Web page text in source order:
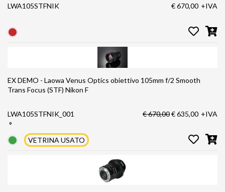
LWA105STFNIK € 670,00 +IVA
EX DEMO - Laowa Venus Optics obiettivo 105mm f/2 Smooth
Trans Focus (STF) Nikon F
LWA105STFNIK_001
°
€ 670,00€ 635,00 +IVA
VETRINA USATO